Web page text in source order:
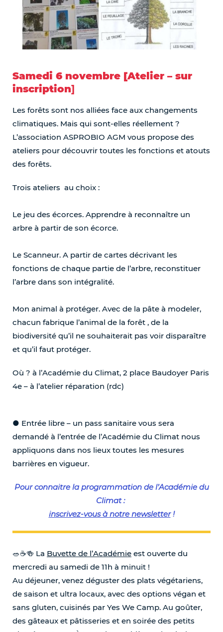
Samedi 6 novembre [Atelier – sur
inscription]
Les forêts sont nos alliées face aux changements
climatiques. Mais qui sont-elles réellement ?
L’association ASPROBIO AGM vous propose des
ateliers pour découvrir toutes les fonctions et atouts
des forêts.
Trois ateliers au choix :
Le jeu des écorces. Apprendre à reconnaître un
arbre à partir de son écorce.
Le Scanneur. A partir de cartes décrivant les
fonctions de chaque partie de l’arbre, reconstituer
l’arbre dans son intégralité.
Mon animal à protéger. Avec de la pâte à modeler,
chacun fabrique l’animal de la forêt , de la
biodiversité qu’il ne souhaiterait pas voir disparaître
et qu’il faut protéger.
Où ? à l’Académie du Climat, 2 place Baudoyer Paris
4e – à l’atelier réparation (rdc)
● Entrée libre – un pass sanitaire vous sera
demandé à l’entrée de l’Académie du Climat nous
appliquons dans nos lieux toutes les mesures
barrières en vigueur.
Pour connaitre la programmation de l’Académie du
Climat :
inscrivez-vous à notre newsletter!
🥗☕️🍻 La Buvette de l’Académie est ouverte du
mercredi au samedi de 11h à minuit !
Au déjeuner, venez déguster des plats végétariens,
de saison et ultra locaux, avec des options végan et
sans gluten, cuisinés par Yes We Camp. Au goûter,
des gâteaux et pâtisseries et en soirée des petits